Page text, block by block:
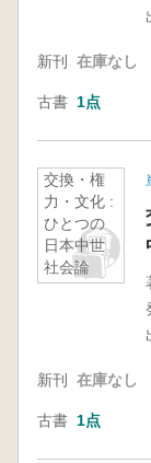
新刊 在庫なし
古書 1点
交換・権
力・文化 :
ひとつの
日本中世
社会論
新刊 在庫なし
古書 1点